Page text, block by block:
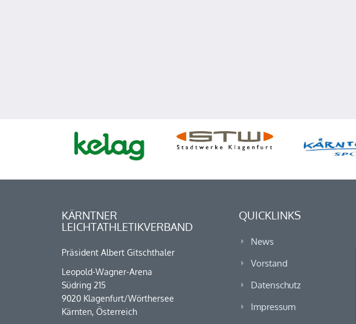
KÄRNTNER
LEICHTATHLETIKVERBAND
Präsident Albert Gitschthaler
Leopold-Wagner-Arena
Südring 215
9020 Klagenfurt/Wörthersee
Kärnten, Österreich
QUICKLINKS
News
Vorstand
Datenschutz
Impressum